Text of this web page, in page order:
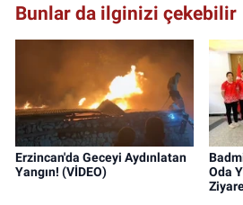
Bunlar da ilginizi çekebilir
Erzincan'da Geceyi Aydınlatan
Yangın! (VİDEO)
Oda